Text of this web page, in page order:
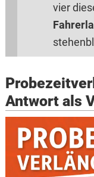
vier
Antwort als